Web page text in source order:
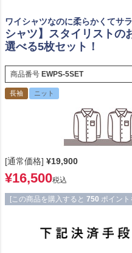
ワイシャツなのに柔らかくてサ
シャツ】スタイリストの
選べる5枚セット！
商品番号 EWPS-5SET
長袖 ニット
[通常価格] ¥19,900
¥16,500税込
[この商品を購入すると 750 ポイント